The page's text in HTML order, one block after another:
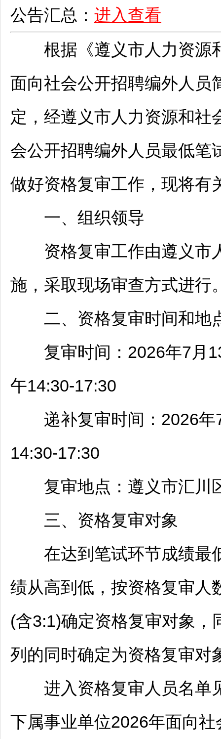
公告汇总： 进入查看
根据《遵义市人力资源
面向社会公开招聘编外人员
定，经遵义市人力资源和社
会公开招聘编外人员最低笔
做好资格复审工作，现将有
一、组织领导
资格复审工作由遵义市
施，采取现场审查方式进行
二、资格复审时间和地
复审时间：2026年7月13
午14:30-17:30
递补复审时间：2026年7
14:30-17:30
复审地点： 遵义市汇川
三、资格复审对象
在达到笔试环节成绩最
绩从高到低，按资格复审人
(含3:1)确定资格复审对象
列的同时确定为资格复审对
进入资格复审人员名单
下属事业单位2026年面向社